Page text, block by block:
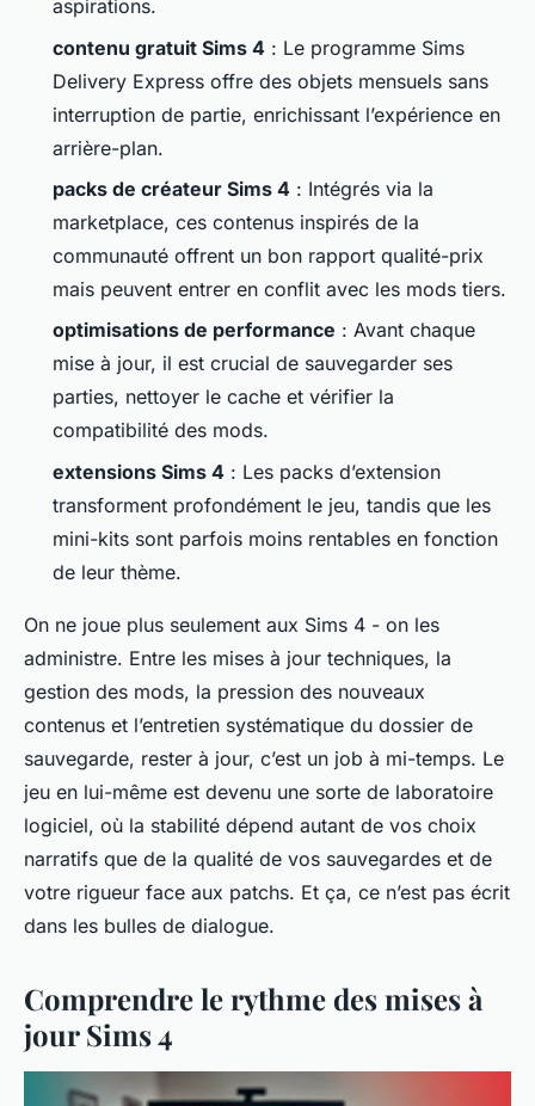
aspirations.
contenu gratuit Sims 4 : Le programme Sims
Delivery Express offre des objets mensuels sans
interruption de partie, enrichissant l’expérience en
arrière-plan.
packs de créateur Sims 4 : Intégrés via la
marketplace, ces contenus inspirés de la
communauté offrent un bon rapport qualité-prix
mais peuvent entrer en conflit avec les mods tiers.
optimisations de performance : Avant chaque
mise à jour, il est crucial de sauvegarder ses
parties, nettoyer le cache et vérifier la
compatibilité des mods.
extensions Sims 4 : Les packs d’extension
transforment profondément le jeu, tandis que les
mini-kits sont parfois moins rentables en fonction
de leur thème.
On ne joue plus seulement aux Sims 4 - on les
administre. Entre les mises à jour techniques, la
gestion des mods, la pression des nouveaux
contenus et l’entretien systématique du dossier de
sauvegarde, rester à jour, c’est un job à mi-temps. Le
jeu en lui-même est devenu une sorte de laboratoire
logiciel, où la stabilité dépend autant de vos choix
narratifs que de la qualité de vos sauvegardes et de
votre rigueur face aux patchs. Et ça, ce n’est pas écrit
dans les bulles de dialogue.
Comprendre le rythme des mises à
jour Sims 4